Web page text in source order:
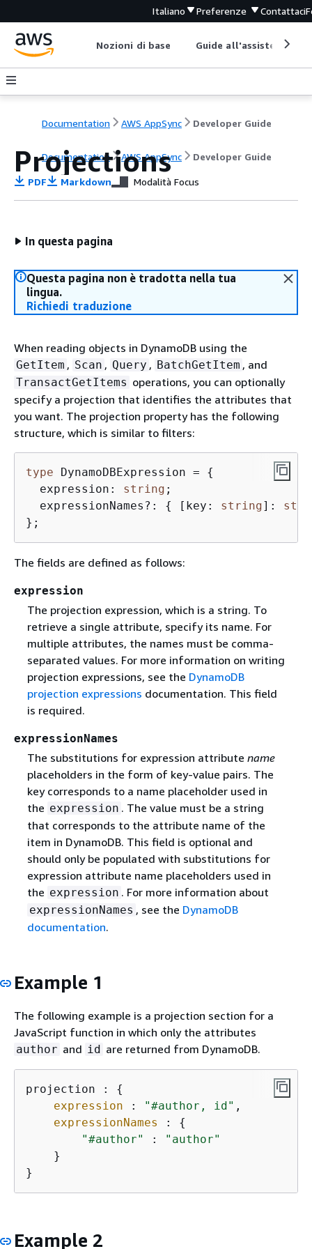
Italiano Preferenze Contattaci
Nozioni di base Guide all'assistenza
Documentation AWS AppSync Developer Guide
Documentation AWS AppSync Developer Guide
Projections
PDF Markdown Modalità Focus
In questa pagina
Questa pagina non è tradotta nella tua
lingua.
Richiedi traduzione
When reading objects in DynamoDB using the
GetItem , Scan , Query , BatchGetItem , and
TransactGetItems operations, you can optionally
specify a projection that identifies the attributes that
you want. The projection property has the following
structure, which is similar to filters:
type DynamoDBExpression = {
  expression:
string ;
  expressionNames?:
{ [key: string]:
};
The fields are defined as follows:
expression
The projection expression, which is a string. To
retrieve a single attribute, specify its name. For
multiple attributes, the names must be comma-
separated values. For more information on writing
projection expressions, see the DynamoDB
projection expressions documentation. This field
is required.
expressionNames
The substitutions for expression attribute name
placeholders in the form of key-value pairs. The
key corresponds to a name placeholder used in
the expression . The value must be a string
that corresponds to the attribute name of the
item in DynamoDB. This field is optional and
should only be populated with substitutions for
expression attribute name placeholders used in
the expression . For more information about
expressionNames , see the DynamoDB
documentation.
Example 1
The following example is a projection section for a
JavaScript function in which only the attributes
author and id are returned from DynamoDB.
projection : {
expression : "#author, id" ,
expressionNames
: {
"#author"
:
"author"
    }
}
Example 2